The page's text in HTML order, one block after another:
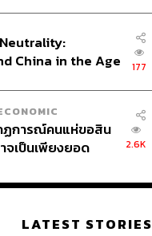
China in the Age
177
ฏการณ์คนแห่ขอสิน
จเป็นเพียงยอด
กไว้
2.6K
LATEST STORIES